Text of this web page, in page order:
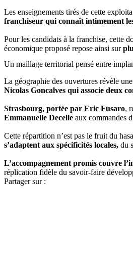
Les enseignements tirés de cette
franchiseur qui connaît intimement
Pour les candidats à la franchise, cette
économique proposé repose ainsi sur
Un maillage territorial pensé entre
La géographie des ouvertures révèle
Nicolas Goncalves qui associe deux
Strasbourg, portée par Eric Fusaro,
Emmanuelle Decelle aux commandes
Cette répartition n’est pas le fruit du
s’adaptent aux spécificités locales, du
L’accompagnement promis couvre
réplication fidèle du savoir-faire
Partager sur :